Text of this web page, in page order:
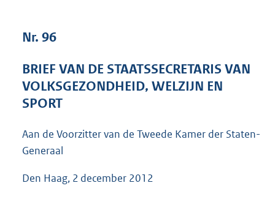
e
:
b
Nr. 96
BRIEF VAN DE STAATSSECRETARIS VAN
VOLKSGEZONDHEID, WELZIJN EN
SPORT
Aan de Voorzitter van de Tweede Kamer der Staten-
Generaal
Den Haag, 2 december 2012